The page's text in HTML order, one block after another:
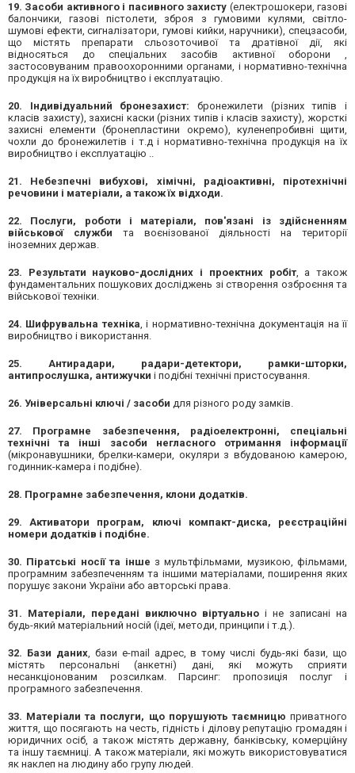
19. Засоби активного і пасивного захисту (електрошокери, газові
балончики, газові пістолети, зброя з гумовими кулями, світло-
шумові ефекти, сигналізатори, гумові кийки, наручники), спецзасоби,
що містять препарати сльозоточивої та дратівної дії, які
відносяться до спеціальних засобів активної оборони ,
застосовуваним правоохоронними органами, і нормативно-технічна
продукція на їх виробництво і експлуатацію.
20. Індивідуальний бронезахист: бронежилети (різних типів і
класів захисту), захисні каски (різних типів і класів захисту), жорсткі
захисні елементи (бронепластини окремо), куленепробивні щити,
чохли до бронежилетів і т.д і нормативно-технічна продукція на їх
виробництво і експлуатацію ..
21. Небезпечні вибухові, хімічні, радіоактивні, піротехнічні
речовини і матеріали, а також їх відходи.
22. Послуги, роботи і матеріали, пов'язані із здійсненням
військової служби та воєнізованої діяльності на території
іноземних держав.
23. Результати науково-дослідних і проектних робіт, а також
фундаментальних пошукових досліджень зі створення озброєння та
військової техніки.
24. Шифрувальна техніка, і нормативно-технічна документація на її
виробництво і використання.
25. Антирадари, радари-детектори, рамки-шторки,
антипрослушка, антижучки і подібні технічні пристосування.
26. Універсальні ключі / засоби для різного роду замків.
27. Програмне забезпечення, радіоелектронні, спеціальні
технічні та інші засоби негласного отримання інформації
(мікронавушники, брелки-камери, окуляри з вбудованою камерою,
годинник-камера і подібне).
28. Програмне забезпечення, клони додатків.
29. Активатори програм, ключі компакт-диска, реєстраційні
номери додатків і подібне.
30. Піратські носії та інше з мультфільмами, музикою, фільмами,
програмним забезпеченням та іншими матеріалами, поширення яких
порушує закони України або авторські права.
31. Матеріали, передані виключно віртуально і не записані на
будь-який матеріальний носій (ідеї, методи, принципи і т.д.).
32. Бази даних, бази e-mail адрес, в тому числі будь-які бази, що
містять персональні (анкетні) дані, які можуть сприяти
несанкціонованим розсилкам. Парсинг: пропозиція послуг і
програмного забезпечення.
33. Матеріали та послуги, що порушують таємницю приватного
життя, що посягають на честь, гідність і ділову репутацію громадян і
юридичних осіб, а також містять державну, банківську, комерційну
та іншу таємниці. А також матеріали, які можуть використовуватися
як наклеп на людину або групу людей.